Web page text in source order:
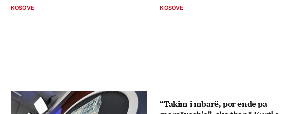
KOSOVË KOSOVË
“Takim i mbarë, por ende pa